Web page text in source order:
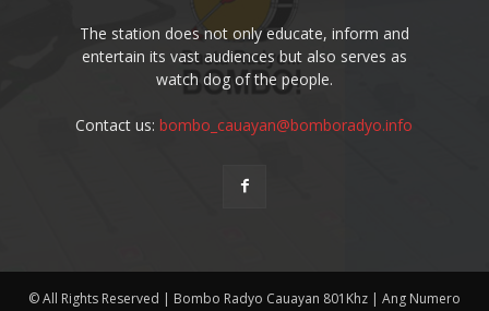
The station does not only educate, inform and
entertain its vast audiences but also serves as
watch dog of the people.
Contact us:bombo_cauayan@bomboradyo.info
© All Rights Reserved | Bombo Radyo Cauayan 801Khz | Ang Numero